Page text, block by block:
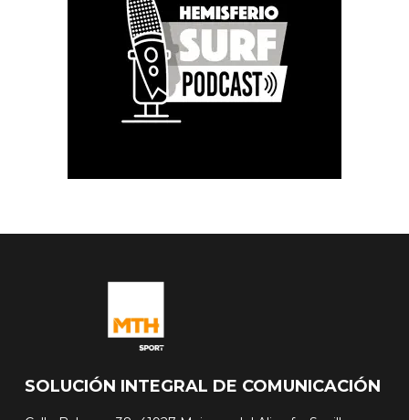
SOLUCIÓN INTEGRAL DE COMUNICACIÓN